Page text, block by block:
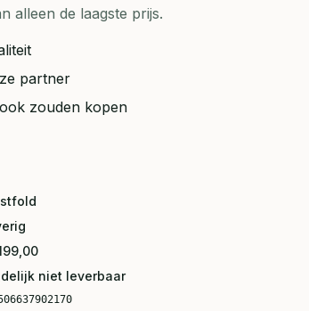
alleen de laagste prijs.
partner
zouden kopen
niet leverbaar